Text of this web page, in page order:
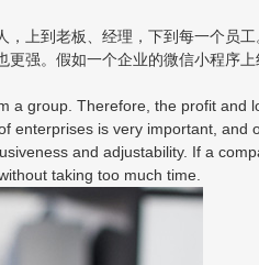
上到老板、经理，下到每一个员
强。假如一个企业的微信小程序
a group. Therefore, the profit and
enterprises is very important, and
and adjustability. If a
taking too much time.